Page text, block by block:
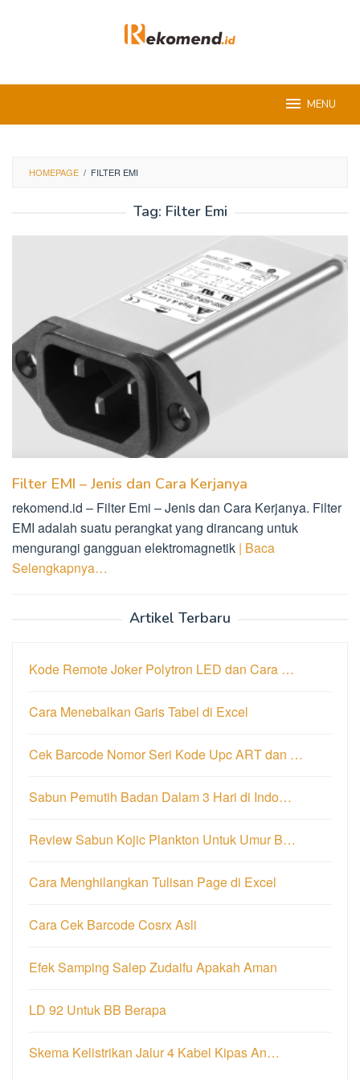
MENU
HOMEPAGE / FILTER EMI
Tag: Filter Emi
Filter EMI – Jenis dan Cara Kerjanya
rekomend.id – Filter Emi – Jenis dan Cara Kerjanya. Filter
EMI adalah suatu perangkat yang dirancang untuk
mengurangi gangguan elektromagnetik | Baca
Selengkapnya…
Artikel Terbaru
Kode Remote Joker Polytron LED dan Cara …
Cara Menebalkan Garis Tabel di Excel
Cek Barcode Nomor Seri Kode Upc ART dan …
Sabun Pemutih Badan Dalam 3 Hari di Indo…
Review Sabun Kojic Plankton Untuk Umur B…
Cara Menghilangkan Tulisan Page di Excel
Cara Cek Barcode Cosrx Asli
Efek Samping Salep Zudaifu Apakah Aman
LD 92 Untuk BB Berapa
Skema Kelistrikan Jalur 4 Kabel Kipas An…